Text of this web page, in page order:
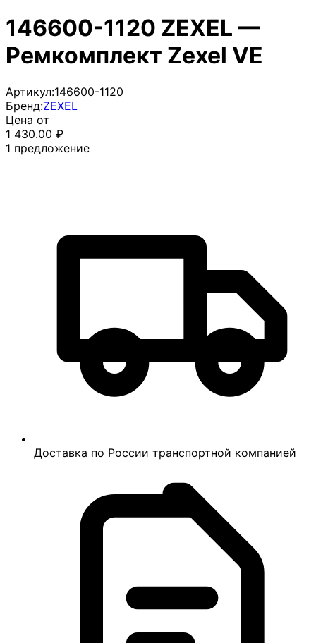
146600-1120 ZEXEL —
Ремкомплект Zexel VE
Артикул:146600-1120
Бренд:ZEXEL
Цена от
1 430.00 ₽
1 предложение
Доставка по России транспортной компанией